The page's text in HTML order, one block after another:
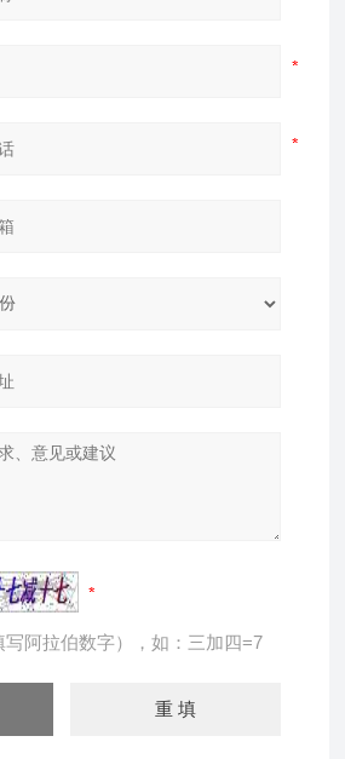
阿拉伯数字），如：三加四=7